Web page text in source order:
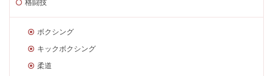
格闘技
ボクシング
キックボクシング
柔道